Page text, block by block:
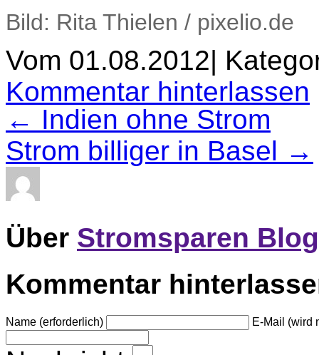
Bild: Rita Thielen / pixelio.de
Vom 01.08.2012|
Kommentar hinterlassen
← Indien ohne Strom
Strom billiger in Basel →
Über Stromsparen Blog
Kommentar
Name (erforderlich) E-Mail (wird